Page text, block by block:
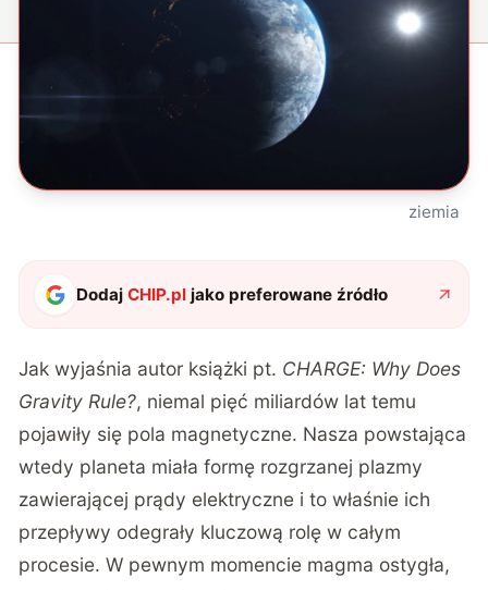
ziemia
DodajCHIP.pl jako preferowane źródło
Jak wyjaśnia autor książki pt. CHARGE: Why Does
Gravity Rule?, niemal pięć miliardów lat temu
pojawiły się pola magnetyczne. Nasza powstająca
wtedy planeta miała formę rozgrzanej plazmy
zawierającej prądy elektryczne i to właśnie ich
przepływy odegrały kluczową rolę w całym
procesie. W pewnym momencie magma ostygła,